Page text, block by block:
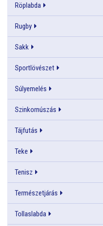
Röplabda
Rugby
Sakk
Sportlövészet
Súlyemelés
Szinkornúszás
Tájfutás
Teke
Tenisz
Természetjárás
Tollaslabda